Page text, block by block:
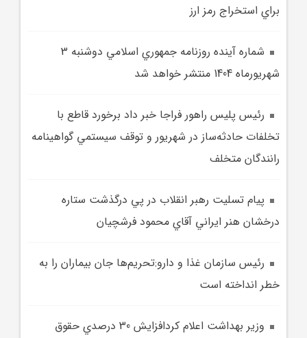
براي استخراج رمز ارز
شماره آينده روزنامه جمهوري اسلامي دوشنبه 3
شهريورماه 1404 منتشر خواهد شد
رئيس پليس راهور فراجا خبر داد برخورد قاطع با
تخلفات حادثه‌ساز در شهريور و توقف سيستمي گواهينامه
رانندگان متخلف
پيام تسليت رهبر انقلاب در پي درگذشت ستاره
درخشان هنر ايراني آقاي محمود فرشچيان
رئيس سازمان غذا و دارو:تحريم‌ها جان بيماران را به
خطر انداخته است
وزير بهداشت اعلام کردافزايش 30 درصدي حقوق